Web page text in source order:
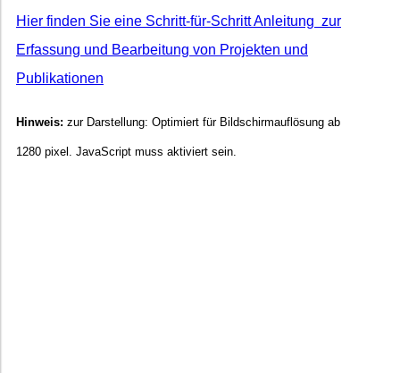
Hier finden Sie eine Schritt-für-Schritt Anleitung zur
Erfassung und Bearbeitung von Projekten und
Publikationen
Hinweis: zur Darstellung: Optimiert für Bildschirmauflösung ab
1280 pixel. JavaScript muss aktiviert sein.